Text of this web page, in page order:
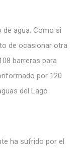
agua. Como si
de ocasionar otra
barreras para
por 120
del Lago
ha sufrido por el